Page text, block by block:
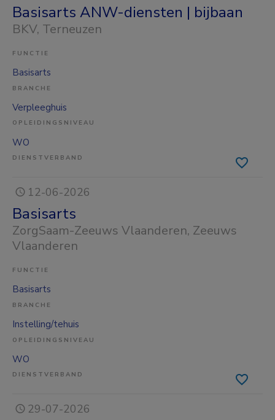
Basisarts ANW-diensten | bijbaan
BKV, Terneuzen
FUNCTIE
Basisarts
BRANCHE
Verpleeghuis
OPLEIDINGSNIVEAU
WO
DIENSTVERBAND
12-06-2026
Basisarts
ZorgSaam-Zeeuws Vlaanderen, Zeeuws
Vlaanderen
FUNCTIE
Basisarts
BRANCHE
Instelling/tehuis
OPLEIDINGSNIVEAU
WO
DIENSTVERBAND
29-07-2026